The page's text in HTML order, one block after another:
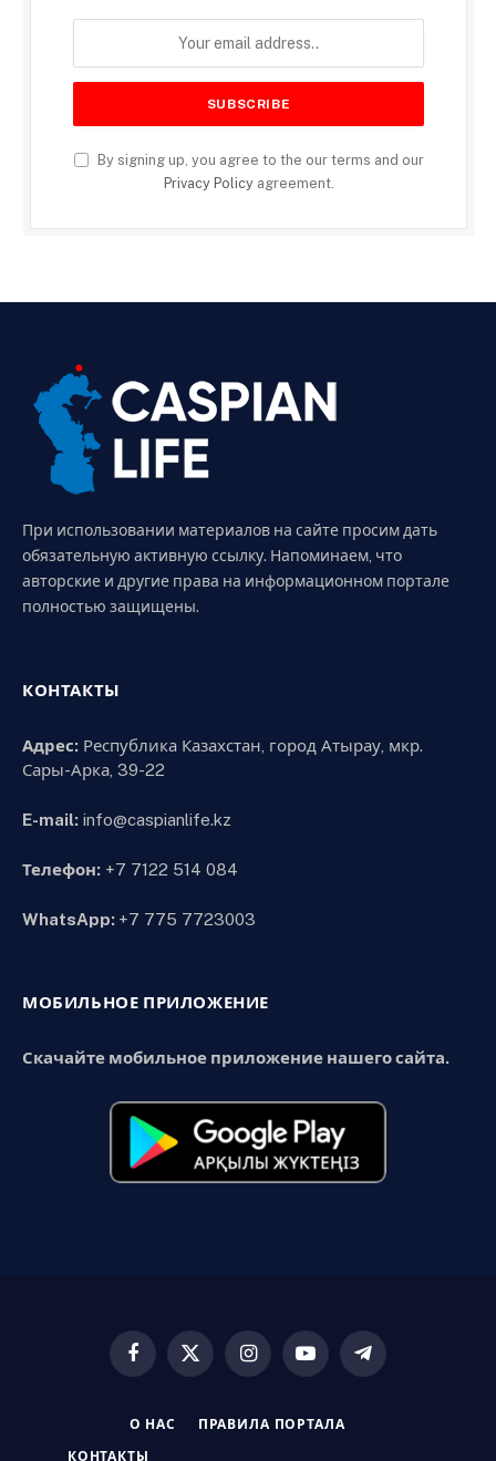
By signing up, you agree to the our terms and our
Privacy Policyagreement.
При использовании материалов на сайте просим дать
обязательную активную ссылку. Напоминаем, что
авторские и другие права на информационном портале
полностью защищены.
КОНТАКТЫ
Адрес: Республика Казахстан, город Атырау, мкр.
Сары-Арка, 39-22
E-mail: info@caspianlife.kz
Телефон: +7 7122 514 084
WhatsApp: +7 775 7723003
МОБИЛЬНОЕ ПРИЛОЖЕНИЕ
Скачайте мобильное приложение нашего сайта.
Facebook
X
InstagramYouTubeTelegram
О НАС ПРАВИЛА ПОРТАЛА
КОНТАКТЫ